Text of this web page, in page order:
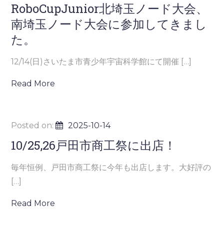
RoboCupJunior北埼玉ノード大会、
南埼玉ノード大会に参加してきまし
た。
12/14(日)さいたま市青少年宇宙科学館にて開催 […]
Read More
Posted on: 2025-10-14
10/25,26戸田市商工祭に出店！
毎年恒例、戸田市商工祭に今年も出店します。大好評の
[…]
Read More